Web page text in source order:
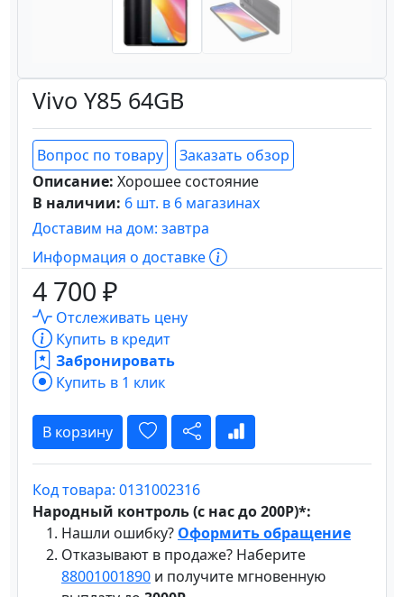
Vivo Y85 64GB
Вопрос по товару
Заказать обзор
Описание: Хорошее состояние
В наличии: 6 шт. в 6 магазинах
Доставим на дом: завтра
Информация о доставке
4 700 ₽
Отслеживать цену
Купить в кредит
Забронировать
Купить в 1 клик
В корзину
Код товара: 0131002316
Народный контроль (с нас до 200Р)*:
Нашли ошибку? Оформить обращение
Отказывают в продаже? Наберите
88001001890 и получите мгновенную